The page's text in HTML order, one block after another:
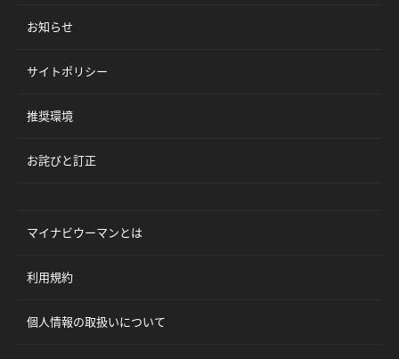
お知らせ
サイトポリシー
推奨環境
お詫びと訂正
マイナビウーマンとは
利用規約
個人情報の取扱いについて